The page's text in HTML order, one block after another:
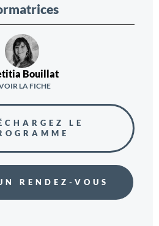
Bouillat
LA FICHE
LE
RENDEZ-VOUS